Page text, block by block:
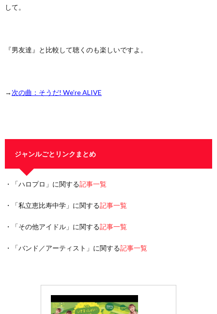
して。
『男友達』と比較して聴くのも楽しいですよ。
→ 次の曲：そうだ! We’re ALIVE
ジャンルごとリンクまとめ
・「ハロプロ」に関する記事一覧
・「私立恵比寿中学」に関する記事一覧
・「その他アイドル」に関する記事一覧
・「バンド／アーティスト」に関する記事一覧